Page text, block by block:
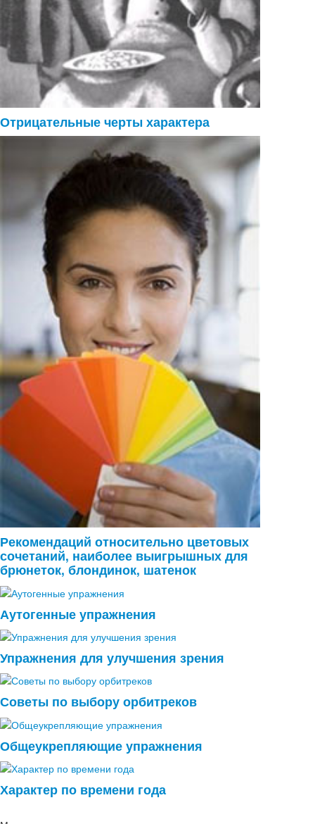
Отрицательные черты характера
Рекомендаций относительно цветовых
сочетаний, наиболее выигрышных для
брюнеток, блондинок, шатенок
Аутогенные упражнения
Упражнения для улучшения зрения
Советы по выбору орбитреков
Общеукрепляющие упражнения
Характер по времени года